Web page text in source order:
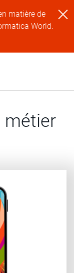
matière de
World.
métier